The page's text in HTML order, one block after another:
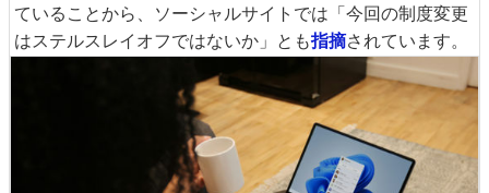
ていることから、ソーシャルサイトでは「今回の制度変更
はステルスレイオフではないか」とも指摘されています。